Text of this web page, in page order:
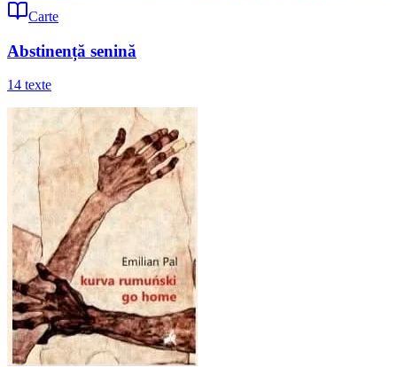
Carte
Abstinență senină
14 texte